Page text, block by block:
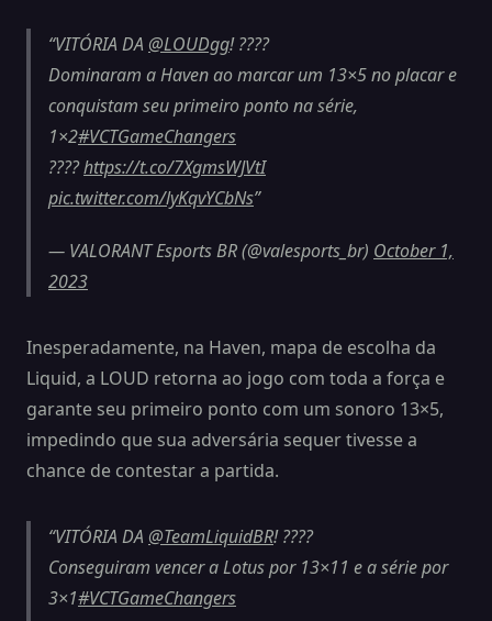
VITÓRIA DA @LOUDgg! ????
Dominaram a Haven ao marcar um 13×5 no placar e
conquistam seu primeiro ponto na série,
1×2#VCTGameChangers
????https://t.co/7XgmsWJVtI
pic.twitter.com/lyKqvYCbNs
— VALORANT Esports BR (@valesports_br) October 1,
2023
Inesperadamente, na Haven, mapa de escolha da
Liquid, a LOUD retorna ao jogo com toda a força e
garante seu primeiro ponto com um sonoro 13×5,
impedindo que sua adversária sequer tivesse a
chance de contestar a partida.
VITÓRIA DA @TeamLiquidBR! ????
Conseguiram vencer a Lotus por 13×11 e a série por
3×1#VCTGameChangers